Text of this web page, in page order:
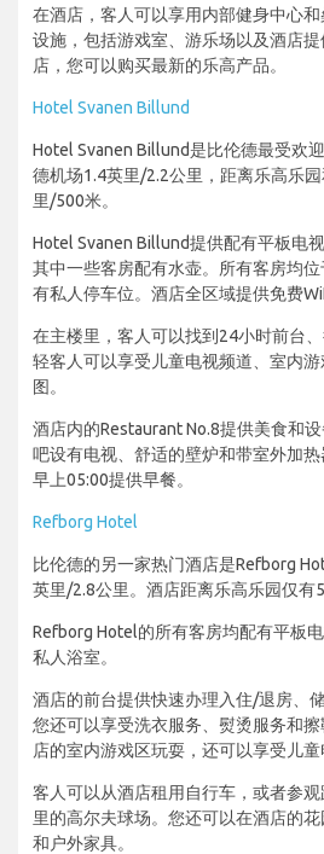
在酒店，客人可以享用内部健身中心
设施，包括游戏室、游乐场以及酒店
店，您可以购买最新的乐高产品。
Hotel Svanen Billund
Hotel Svanen Billund是比伦德最受欢
德机场1.4英里/2.2公里，距离乐高乐
里/500米。
Hotel Svanen Billund提供配有平板电
其中一些客房配有水壶。所有客房均
有私人停车位。酒店全区域提供免费
在主楼里，客人可以找到24小时前台
轻客人可以享受儿童电视频道、室内
图。
酒店内的Restaurant No.8提供美食和
吧设有电视、舒适的壁炉和带室外加
早上05:00提供早餐。
Refborg Hotel
比伦德的另一家热门酒店是Refborg
英里/2.8公里。酒店距离乐高乐园仅有5
Refborg Hotel的所有客房均配有平板
私人浴室。
酒店的前台提供快速办理入住/退房、
您还可以享受洗衣服务、熨烫服务和
店的室内游戏区玩耍，还可以享受儿童
客人可以从酒店租用自行车，或者参
里的高尔夫球场。您还可以在酒店的
和户外家具。